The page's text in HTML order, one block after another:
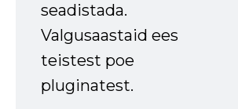
seadistada.
Valgusaastaid ees
teistest poe
pluginatest.